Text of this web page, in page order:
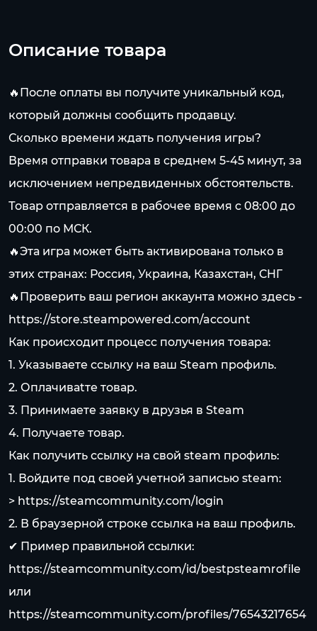
Описание товара
🔥После оплаты вы получите уникальный код,
который должны сообщить продавцу.
Сколько времени ждать получения игры?
Время отправки товара в среднем 5-45 минут, за
исключением непредвиденных обстоятельств.
Товар отправляется в рабочее время с 08:00 до
00:00 по МСК.
🔥Эта игра может быть активирована только в
этих странах: Россия, Украина, Казахстан, СНГ
🔥Проверить ваш регион аккаунта можно здесь -
https://store.steampowered.com/account
Как происходит процесс получения товара:
1. Указываете ссылку на ваш Steam профиль.
2. Оплачиваtте товар.
3. Принимаете заявку в друзья в Steam
4. Получаете товар.
Как получить ссылку на свой steam профиль:
1. Войдите под своей учетной записью steam:
> https://steamcommunity.com/login
2. В браузерной строке ссылка на ваш профиль.
✔ Пример правильной ссылки:
https://steamcommunity.com/id/bestpsteamrofile
или
https://steamcommunity.com/profiles/76543217654